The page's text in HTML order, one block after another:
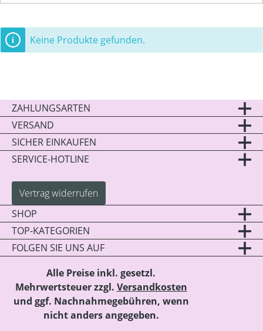
Keine Produkte gefunden.
ZAHLUNGSARTEN
VERSAND
SICHER EINKAUFEN
SERVICE-HOTLINE
Vertrag widerrufen
SHOP
TOP-KATEGORIEN
FOLGEN SIE UNS AUF
Alle Preise inkl. gesetzl.
Mehrwertsteuer zzgl. Versandkosten
und ggf. Nachnahmegebühren, wenn
nicht anders angegeben.